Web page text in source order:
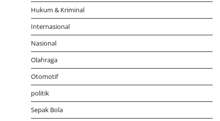
Hukum & Kriminal
Internasional
Nasional
Olahraga
Otomotif
politik
Sepak Bola